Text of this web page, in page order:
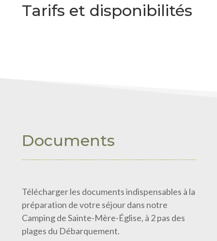
Tarifs et disponibilités
Documents
Télécharger les documents indispensables à la
préparation de votre séjour dans notre
Camping de Sainte-Mère-Église, à 2 pas des
plages du Débarquement.